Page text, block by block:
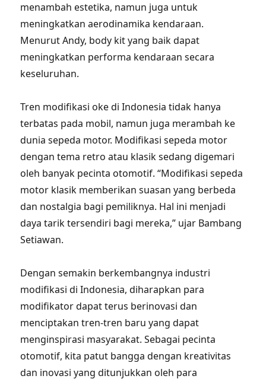
menambah estetika, namun juga untuk
meningkatkan aerodinamika kendaraan.
Menurut Andy, body kit yang baik dapat
meningkatkan performa kendaraan secara
keseluruhan.
Tren modifikasi oke di Indonesia tidak hanya
terbatas pada mobil, namun juga merambah ke
dunia sepeda motor. Modifikasi sepeda motor
dengan tema retro atau klasik sedang digemari
oleh banyak pecinta otomotif. “Modifikasi sepeda
motor klasik memberikan suasan yang berbeda
dan nostalgia bagi pemiliknya. Hal ini menjadi
daya tarik tersendiri bagi mereka,” ujar Bambang
Setiawan.
Dengan semakin berkembangnya industri
modifikasi di Indonesia, diharapkan para
modifikator dapat terus berinovasi dan
menciptakan tren-tren baru yang dapat
menginspirasi masyarakat. Sebagai pecinta
otomotif, kita patut bangga dengan kreativitas
dan inovasi yang ditunjukkan oleh para